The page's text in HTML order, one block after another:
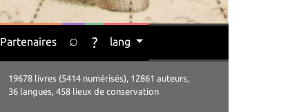
Partenaires ⌕ ? lang
19678 livres (5414 numérisés), 12861 auteurs,
36 langues, 458 lieux de conservation